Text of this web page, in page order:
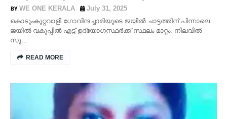
WE ONE KERALA
July 31, 2025
കൊടുംകുറ്റവാളി ഗോവിന്ദച്ചാമിയുടെ ജയിൽ ചാട്ടത്തിന് പിന്നാലെ
ജയിൽ വകുപ്പിൽ എട്ട് ഉദ്യോഗസ്ഥർക്ക് സ്ഥലം മാറ്റം. നിലവിൽ
സൂ…
READ MORE